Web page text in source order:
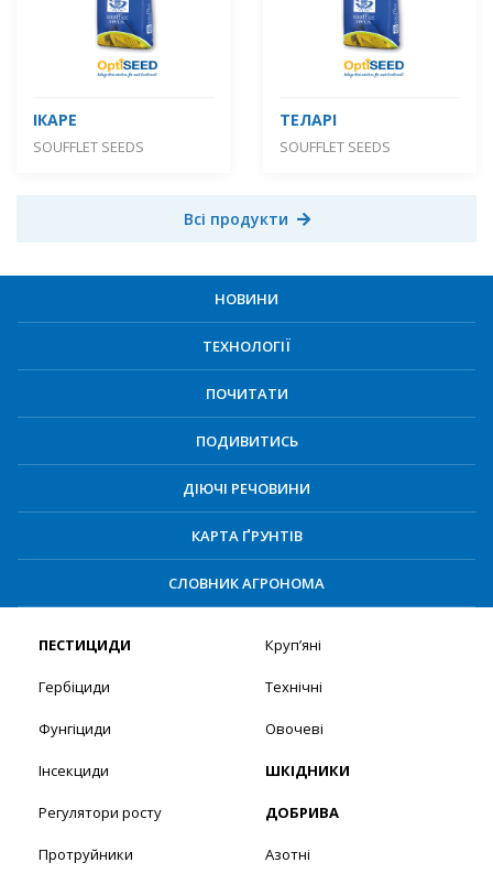
ІКАРЕ
SOUFFLET SEEDS
ТЕЛАРІ
SOUFFLET SEEDS
Всі продукти
НОВИНИ
ТЕХНОЛОГІЇ
ПОЧИТАТИ
ПОДИВИТИСЬ
ДІЮЧІ РЕЧОВИНИ
КАРТА ҐРУНТІВ
СЛОВНИК АГРОНОМА
ПЕСТИЦИДИ
Гербіциди
Фунгіциди
Інсекциди
Регулятори росту
Протруйники
Круп’яні
Технічні
Овочеві
ШКІДНИКИ
ДОБРИВА
Азотні